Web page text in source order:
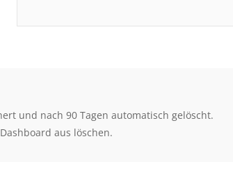
und nach 90 Tagen automatisch gelöscht.
aus löschen.